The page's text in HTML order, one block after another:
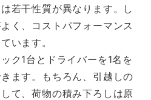
若干性質が異なります。し
く、コストパフォーマンス
います。
ク1台とドライバーを1名を
ます。もちろん、引越しの
て、荷物の積み下ろしは原